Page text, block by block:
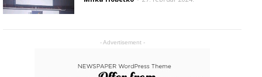
- Advertisement -